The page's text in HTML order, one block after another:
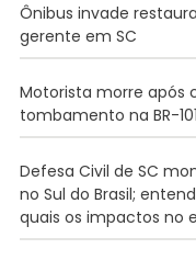
Ônibus invade
gerente em SC
Motorista morre após
tombamento na BR-101
Defesa Civil de SC
no Sul do Brasil;
quais os impactos no